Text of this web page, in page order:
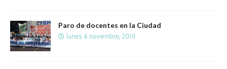
Paro de docentes en la Ciudad
lunes 4 noviembre, 2019